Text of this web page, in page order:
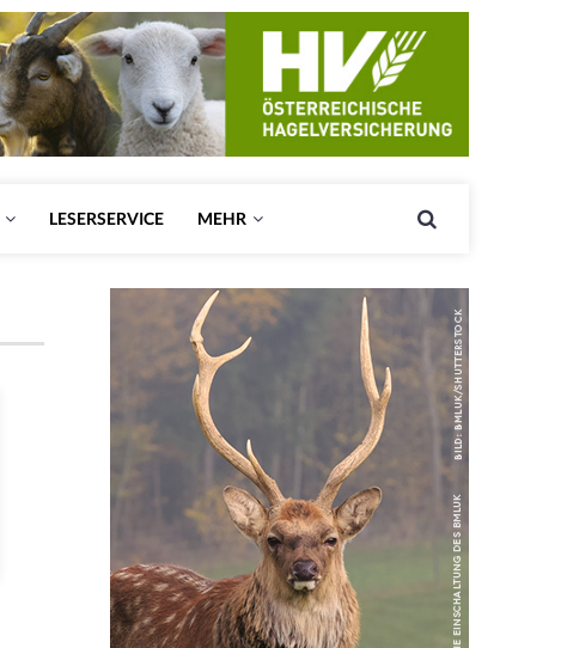
LESERSERVICE MEHR